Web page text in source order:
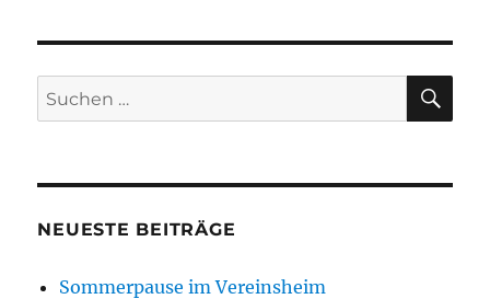
Suchen
nach:
NEUESTE BEITRÄGE
Sommerpause im Vereinsheim